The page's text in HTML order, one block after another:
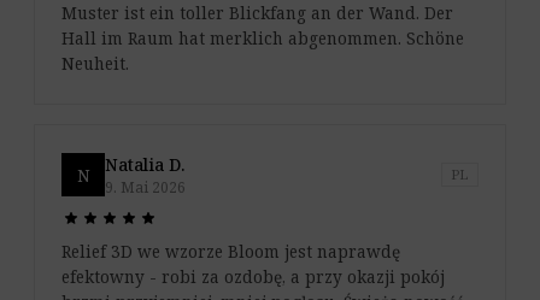
Muster ist ein toller Blickfang an der Wand. Der
Hall im Raum hat merklich abgenommen. Schöne
Neuheit.
N Natalia D.
9. Mai 2026
PL
star star star star star
star star star star star
Relief 3D we wzorze Bloom jest naprawdę
efektowny - robi za ozdobę, a przy okazji pokój